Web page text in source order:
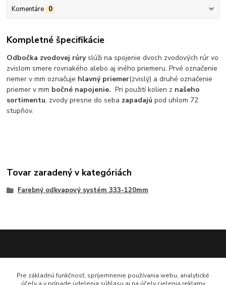
Komentáre 0
Kompletné špecifikácie
Odbočka zvodovej rúryslúži na spojenie dvoch zvodových rúr vo
zvislom smere rovnakého alebo aj iného priemeru. Prvé označenie
riemer v mm označuje hlavný priemer(zvislý) a druhé označenie
priemer v mm bočné napojenie. Pri použití kolien z našeho
sortimentu, zvody presne do seba zapadajú pod uhlom 72
stupňov.
Tovar zaradený v kategóriách
Farebný odkvapový systém 333-120mm
0948 484 313
Pre základnú funkčnosť, spríjemnenie používania webu, analytické